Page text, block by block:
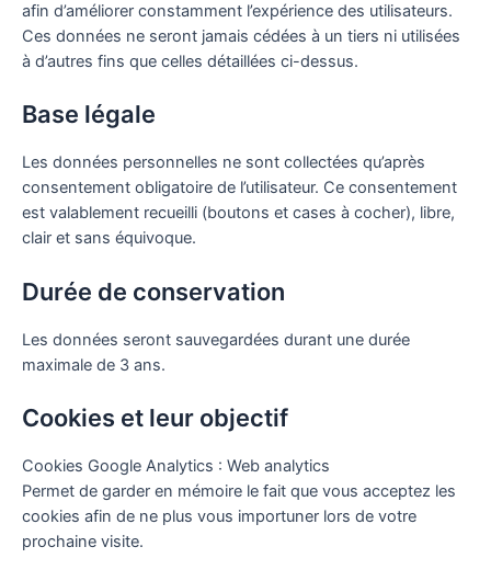
afin d’améliorer constamment l’expérience des utilisateurs.
Ces données ne seront jamais cédées à un tiers ni utilisées
à d’autres fins que celles détaillées ci-dessus.
Base légale
Les données personnelles ne sont collectées qu’après
consentement obligatoire de l’utilisateur. Ce consentement
est valablement recueilli (boutons et cases à cocher), libre,
clair et sans équivoque.
Durée de conservation
Les données seront sauvegardées durant une durée
maximale de 3 ans.
Cookies et leur objectif
Cookies Google Analytics : Web analytics
Permet de garder en mémoire le fait que vous acceptez les
cookies afin de ne plus vous importuner lors de votre
prochaine visite.